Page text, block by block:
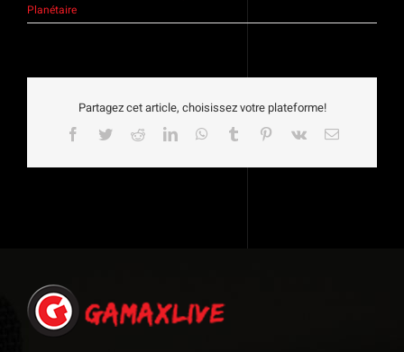
Planétaire
Partagez cet article, choisissez votre plateforme!
Facebook
TwitterRedditLinkedInWhatsApp
Tumblr Pinterest
Vk Email